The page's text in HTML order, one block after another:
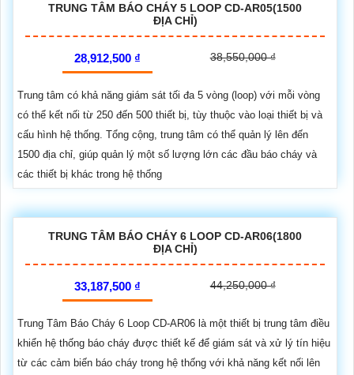
TRUNG TÂM BÁO CHÁY 5 LOOP CD-AR05(1500
ĐỊA CHỈ)
28,912,500 ₫ 38,550,000 ₫
Trung tâm có khả năng giám sát tối đa 5 vòng (loop) với mỗi vòng
có thể kết nối từ 250 đến 500 thiết bị, tùy thuộc vào loại thiết bị và
cấu hình hệ thống. Tổng cộng, trung tâm có thể quản lý lên đến
1500 địa chỉ, giúp quản lý một số lượng lớn các đầu báo cháy và
các thiết bị khác trong hệ thống
TRUNG TÂM BÁO CHÁY 6 LOOP CD-AR06(1800
ĐỊA CHỈ)
33,187,500 ₫ 44,250,000 ₫
Trung Tâm Báo Cháy 6 Loop CD-AR06 là một thiết bị trung tâm điều
khiển hệ thống báo cháy được thiết kế để giám sát và xử lý tín hiệu
từ các cảm biến báo cháy trong hệ thống với khả năng kết nối lên